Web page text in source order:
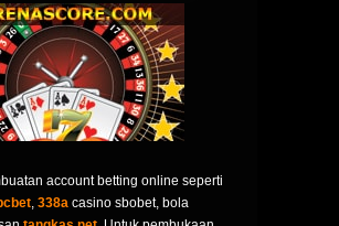
account betting online seperti
, 338a casino sbobet, bola